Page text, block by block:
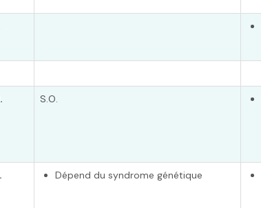
S.O.
Dépend du syndrome génétique